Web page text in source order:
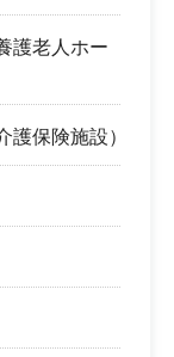
護老人ホー
護保険施設）